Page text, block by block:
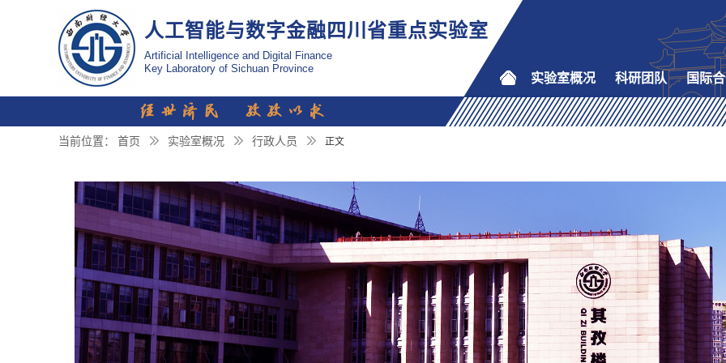
人工智能与数字金融四川省重点实验室
Artificial Intelligence and Digital Finance
Key Laboratory of Sichuan Province
实验室概况 科研团队 国际
You are here
当前位置： 首页 实验室概况 行政人员 正文